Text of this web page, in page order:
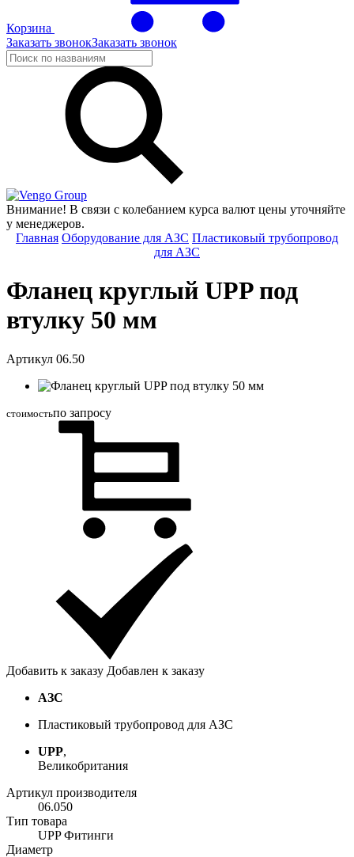
Корзина
Заказать звонокЗаказать звонок
Group
Внимание! В связи с колебанием курса валют цены уточняйте
у менеджеров.
Главная Оборудование для АЗС Пластиковый трубопровод
для АЗС
Фланец круглый UPP под
втулку 50 мм
Артикул 06.50
стоимостьпо запросу
Добавить к заказу Добавлен к заказу
АЗС
Пластиковый трубопровод для АЗС
UPP,
Великобритания
Артикул производителя
06.050
Тип товара
UPP Фитинги
Диаметр